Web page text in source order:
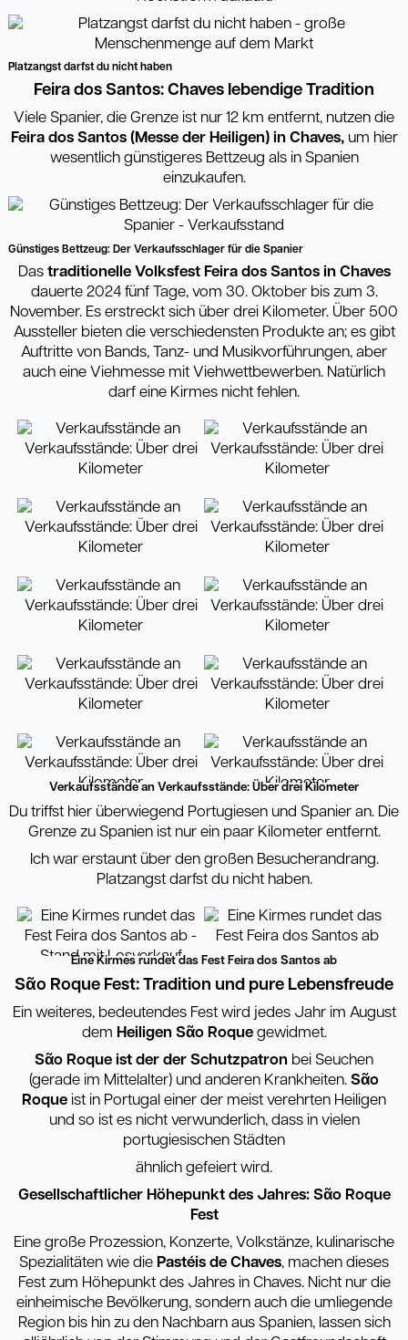
Platzangst darfst du nicht haben
Feira dos Santos: Chaves lebendige Tradition
Viele Spanier, die Grenze ist nur 12 km entfernt, nutzen die
Feira dos Santos (Messe der Heiligen) in Chaves,um hier
wesentlich günstigeres Bettzeug als in Spanien
einzukaufen.
Günstiges Bettzeug: Der Verkaufsschlager für die Spanier
Das traditionelle Volksfest Feira dos Santos in Chaves
dauerte 2024 fünf Tage, vom 30. Oktober bis zum 3.
November. Es erstreckt sich über drei Kilometer. Über 500
Aussteller bieten die verschiedensten Produkte an; es gibt
Auftritte von Bands, Tanz- und Musikvorführungen, aber
auch eine Viehmesse mit Viehwettbewerben. Natürlich
darf eine Kirmes nicht fehlen.
Verkaufsstände an Verkaufsstände: Über drei Kilometer
Du triffst hier überwiegend Portugiesen und Spanier an. Die
Grenze zu Spanien ist nur ein paar Kilometer entfernt.
Ich war erstaunt über den großen Besucherandrang.
Platzangst darfst du nicht haben.
Eine Kirmes rundet das Fest Feira dos Santos ab
Sᾶo Roque Fest: Tradition und pure Lebensfreude
Ein weiteres, bedeutendes Fest wird jedes Jahr im August
dem Heiligen Sᾶo Roquegewidmet.
Sᾶo Roque ist der der Schutzpatron bei Seuchen
(gerade im Mittelalter) und anderen Krankheiten. Sᾶo
Roque ist in Portugal einer der meist verehrten Heiligen
und so ist es nicht verwunderlich, dass in vielen
portugiesischen Städten
ähnlich gefeiert wird.
Gesellschaftlicher Höhepunkt des Jahres: Sᾶo Roque
Fest
Eine große Prozession, Konzerte, Volkstänze, kulinarische
Spezialitäten wie die Pastéis de Chaves, machen dieses
Fest zum Höhepunkt des Jahres in Chaves. Nicht nur die
einheimische Bevölkerung, sondern auch die umliegende
Region bis hin zu den Nachbarn aus Spanien, lassen sich